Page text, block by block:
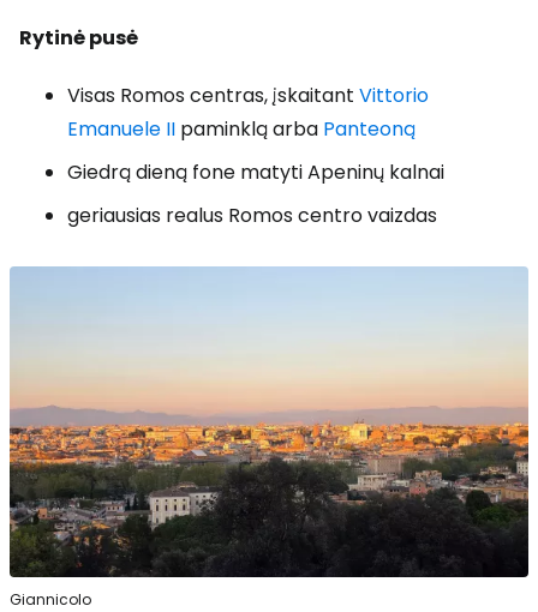
Rytinė pusė
Visas Romos centras, įskaitant Vittorio
Emanuele II paminklą arba Panteoną
Giedrą dieną fone matyti Apeninų kalnai
geriausias realus Romos centro vaizdas
Giannicolo